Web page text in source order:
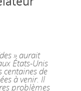
» aurait
États-Unis
de
à venir. Il
problèmes